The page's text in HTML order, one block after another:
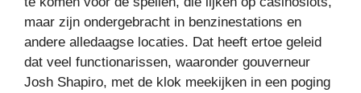
maar zijn ondergebracht in benzinestations en
andere alledaagse locaties. Dat heeft ertoe geleid
dat veel functionarissen, waaronder gouverneur
Josh Shapiro, met de klok meekijken in een poging